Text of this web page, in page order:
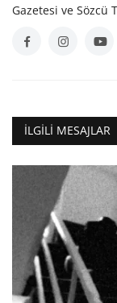
Gazetesi ve Sözcü
İLGILI MESAJLAR